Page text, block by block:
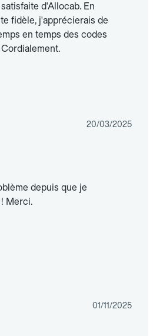
d'Allocab. En
fidèle, j'apprécierais de
en temps des codes
20/03/2025
depuis que je
Merci.
01/11/2025